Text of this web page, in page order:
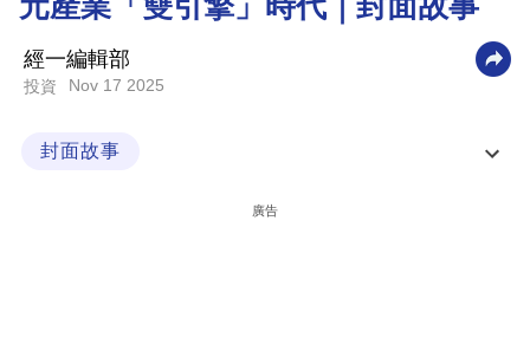
商
科
經一編輯部
投資 Nov 17 2025
封面故事
廣告